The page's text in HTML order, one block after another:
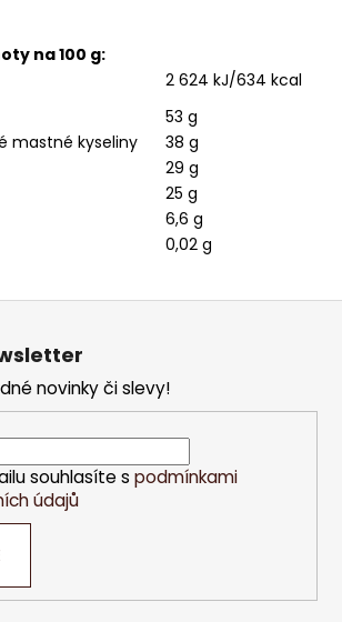
na 100 g:
2 624 kJ/634 kcal
53 g
mastné kyseliny
38 g
29 g
25 g
6,6 g
0,02 g
novinky či slevy!
souhlasíte s podmínkami
údajů